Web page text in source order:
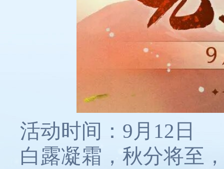
活动时间：9月12日
白露凝霜，秋分将至